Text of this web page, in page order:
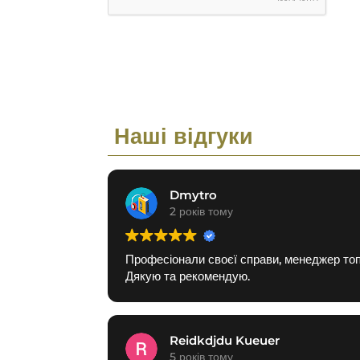
Наші відгуки
Dmytro
2 років тому
Професіонали своєї справи, менеджер
Дякую та рекомендую.
Reidkdjdu Kueuer
5 років тому